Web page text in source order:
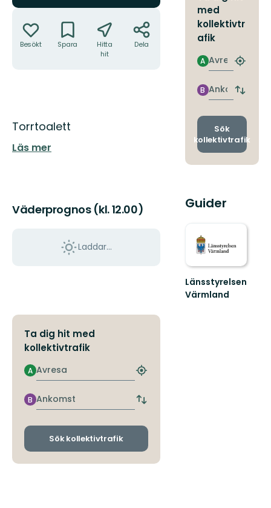
Besökt Spara
Hitta
hit
Dela
Beskrivning
Torrtoalett
Läs mer
Väderprognos (kl. 12.00)
Laddar...
Ta dig hit med
kollektivtrafik
Avresa
A
Hitta
hållplats
Ankomst
B
Byt
och
Sök kollektivtrafik
med
kollektivtr
afik
Avresa
A
Hitta
Ankomst
B
Byt
och
Sök
kollektivtrafik
Guider
Länsstyrelsen
Värmland